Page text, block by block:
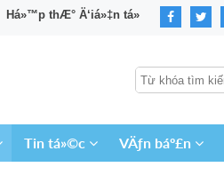
Há»™p thÆ° Ä‘iá»‡n tá»­
Tin tá»©c VÄƒn báº£n